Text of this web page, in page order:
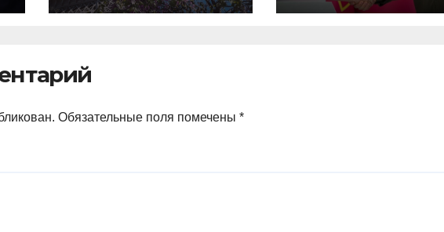
Эйфелевой
разведки
Обязательные поля помечены *